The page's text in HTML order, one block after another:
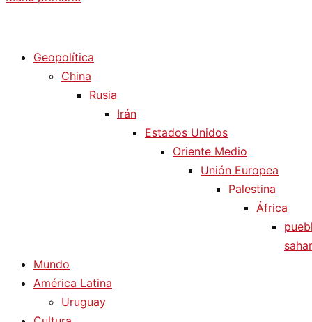
Geopolítica
China
Rusia
Irán
Estados Unidos
Oriente Medio
Unión Europea
Palestina
África
Mundo
América Latina
Uruguay